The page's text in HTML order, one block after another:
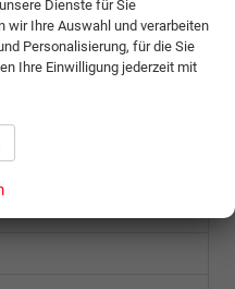
Dienste für Sie
wir Ihre Auswahl und verarbeiten
Personalisierung, für die Sie
Ihre Einwilligung jederzeit mit